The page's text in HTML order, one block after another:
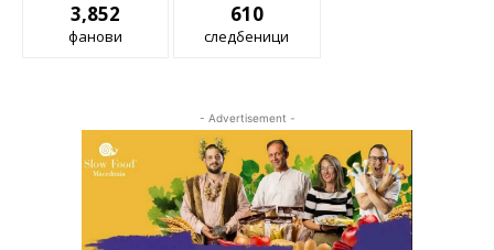
3,852
фанови
610
следбеници
- Advertisement -